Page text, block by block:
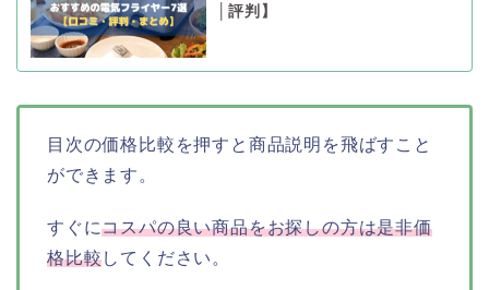
│評判】
目次の価格比較を押すと商品説明を飛ばすこと
ができます。
すぐにコスパの良い商品をお探しの方は是非価
格比較してください。